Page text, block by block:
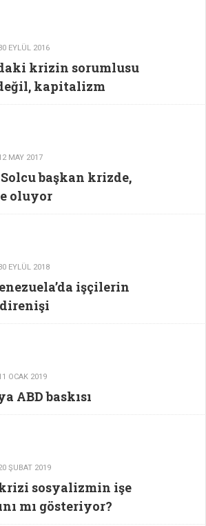
EYLÜL 2016
krizin sorumlusu
kapitalizm
MAY 2017
başkan krizde,
oluyor
EYLÜL 2018
işçilerin
OCAK 2019
ABD baskısı
ŞUBAT 2019
sosyalizmin işe
mı gösteriyor?